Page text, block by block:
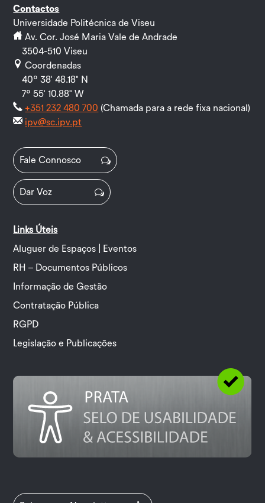
Contactos
Universidade Politécnica de Viseu
Av. Cor. José Maria Vale de Andrade
3504-510 Viseu
Coordenadas
40º 38' 48.18" N
7º 55' 10.88" W
+351 232 480 700 (Chamada para a rede fixa nacional)
ipv@sc.ipv.pt
Fale Connosco
Dar Voz
Links Úteis
Aluguer de Espaços | Eventos
RH – Documentos Públicos
Informação de Gestão
Contratação Pública
RGPD
Legislação e Publicações